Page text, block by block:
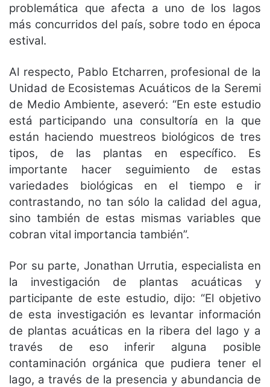
problemática que afecta a uno de los lagos
más concurridos del país, sobre todo en época
estival.
Al respecto, Pablo Etcharren, profesional de la
Unidad de Ecosistemas Acuáticos de la Seremi
de Medio Ambiente, aseveró: “En este estudio
está participando una consultoría en la que
están haciendo muestreos biológicos de tres
tipos, de las plantas en específico. Es
importante hacer seguimiento de estas
variedades biológicas en el tiempo e ir
contrastando, no tan sólo la calidad del agua,
sino también de estas mismas variables que
cobran vital importancia también”.
Por su parte, Jonathan Urrutia, especialista en
la investigación de plantas acuáticas y
participante de este estudio, dijo: “El objetivo
de esta investigación es levantar información
de plantas acuáticas en la ribera del lago y a
través de eso inferir alguna posible
contaminación orgánica que pudiera tener el
lago, a través de la presencia y abundancia de